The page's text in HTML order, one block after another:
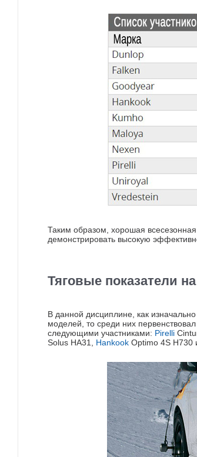
Таким образом, хорошая
демонстрировать высокую
Тяговые показатели на
В данной дисциплине, как
моделей, то среди них
следующими участниками: Pirelli
Solus HA31, Hankook Optimo 4S H730